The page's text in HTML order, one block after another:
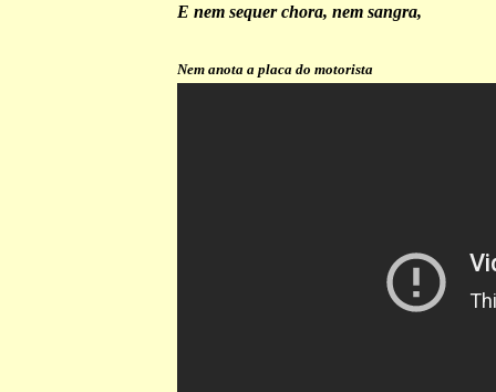
E nem sequer chora, nem sangra,
Nem anota a placa do motorista